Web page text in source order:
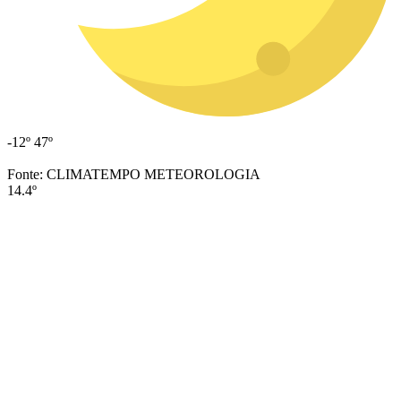
-12º 47º
Fonte: CLIMATEMPO METEOROLOGIA
14.4º